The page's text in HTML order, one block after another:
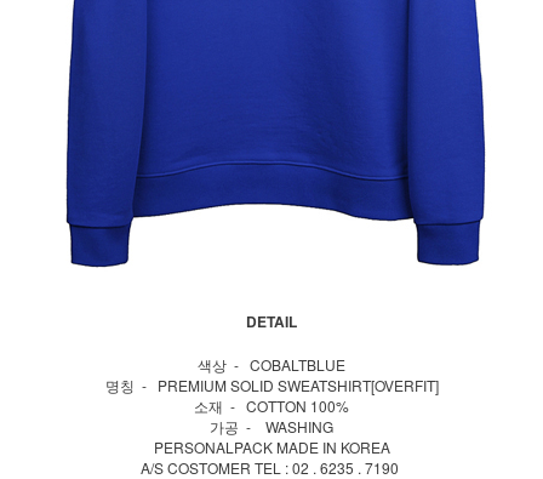
DETAIL
색상 - COBALTBLUE
명칭 - PREMIUM SOLID SWEATSHIRT[OVERFIT]
소재 - COTTON 100%
가공 - WASHING
PERSONALPACK MADE IN KOREA
A/S COSTOMER TEL : 02 . 6235 . 7190